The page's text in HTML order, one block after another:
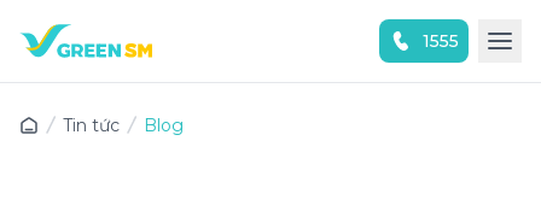
1555
Tin tức Blog